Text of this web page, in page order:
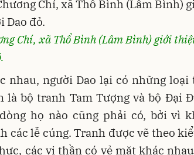
Chí, xã Thổ Bình (Lâm Bình) giới
nhau, người Dao lại có những loại
là bộ tranh Tam Tượng và bộ Đại
họ nào cũng phải có, bởi vì
các lễ cúng. Tranh được vẽ theo
các vị thần có vẻ mặt khác